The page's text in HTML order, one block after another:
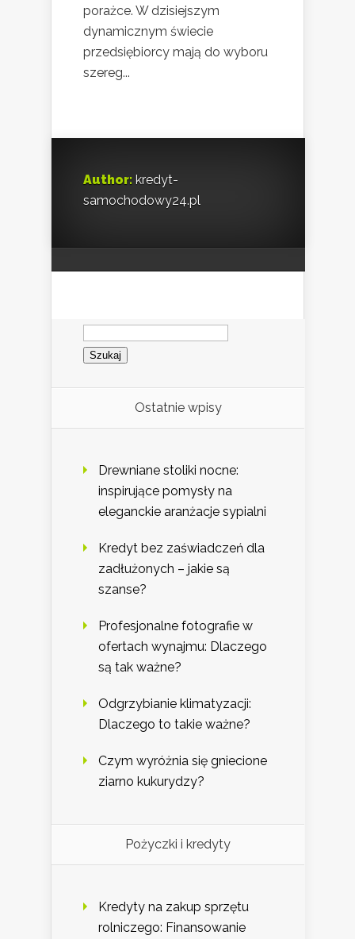
porażce. W dzisiejszym
dynamicznym świecie
przedsiębiorcy mają do wyboru
szereg...
Author: kredyt-
samochodowy24.pl
Szukaj:
Ostatnie wpisy
Drewniane stoliki nocne:
inspirujące pomysły na
eleganckie aranżacje sypialni
Kredyt bez zaświadczeń dla
zadłużonych – jakie są
szanse?
Profesjonalne fotografie w
ofertach wynajmu: Dlaczego
są tak ważne?
Odgrzybianie klimatyzacji:
Dlaczego to takie ważne?
Czym wyróżnia się gniecione
ziarno kukurydzy?
Pożyczki i kredyty
Kredyty na zakup sprzętu
rolniczego: Finansowanie